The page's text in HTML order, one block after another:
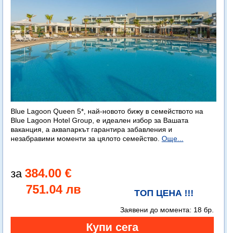
Blue Lagoon Queen 5*, най-новото бижу в семейството на
Blue Lagoon Hotel Group, е идеален избор за Вашата
ваканция, а аквапаркът гарантира забавления и
незабравими моменти за цялото семейство. Още...
384.00 €
751.04 лв
ТОП ЦЕНА !!!
Заявени до момента: 18 бр.